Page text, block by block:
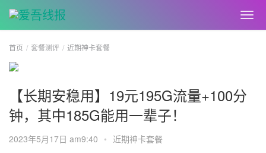
首页 套餐测评 近期神卡套餐
【长期安稳用】19元195G流量+100分
钟，其中185G能用一辈子！
2023年5月17日 am9:40 • 近期神卡套餐